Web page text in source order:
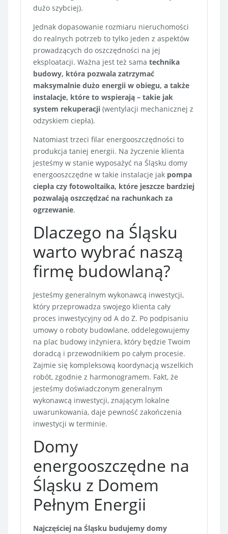
dużo szybciej).
Jednak dopasowanie rozmiaru nieruchomości
do realnych potrzeb to tylko jeden z aspektów
prowadzących do oszczędności na jej
eksploatacji. Ważna jest też sama technika
budowy, która pozwala zatrzymać
maksymalnie dużo energii w obiegu, a także
instalacje, które to wspierają – takie jak
system rekuperacji (wentylacji mechanicznej z
odzyskiem ciepła).
Natomiast trzeci filar energooszczędności to
produkcja taniej energii. Na życzenie klienta
jesteśmy w stanie wyposażyć na Śląsku domy
energooszczędne w takie instalacje jak pompa
ciepła czy fotowoltaika, które jeszcze bardziej
pozwalają oszczędzać na rachunkach za
ogrzewanie.
Dlaczego na Śląsku
warto wybrać naszą
firmę budowlaną?
Jesteśmy generalnym wykonawcą inwestycji,
który przeprowadza swojego klienta cały
proces inwestycyjny od A do Z. Po podpisaniu
umowy o roboty budowlane, oddelegowujemy
na plac budowy inżyniera, który będzie Twoim
doradcą i przewodnikiem po całym procesie.
Zajmie się kompleksową koordynacją wszelkich
robót, zgodnie z harmonogramem. Fakt, że
jesteśmy doświadczonym generalnym
wykonawcą inwestycji, znającym lokalne
uwarunkowania, daje pewność zakończenia
inwestycji w terminie.
Domy
energooszczędne na
Śląsku z Domem
Pełnym Energii
Najczęściej na Śląsku budujemy domy